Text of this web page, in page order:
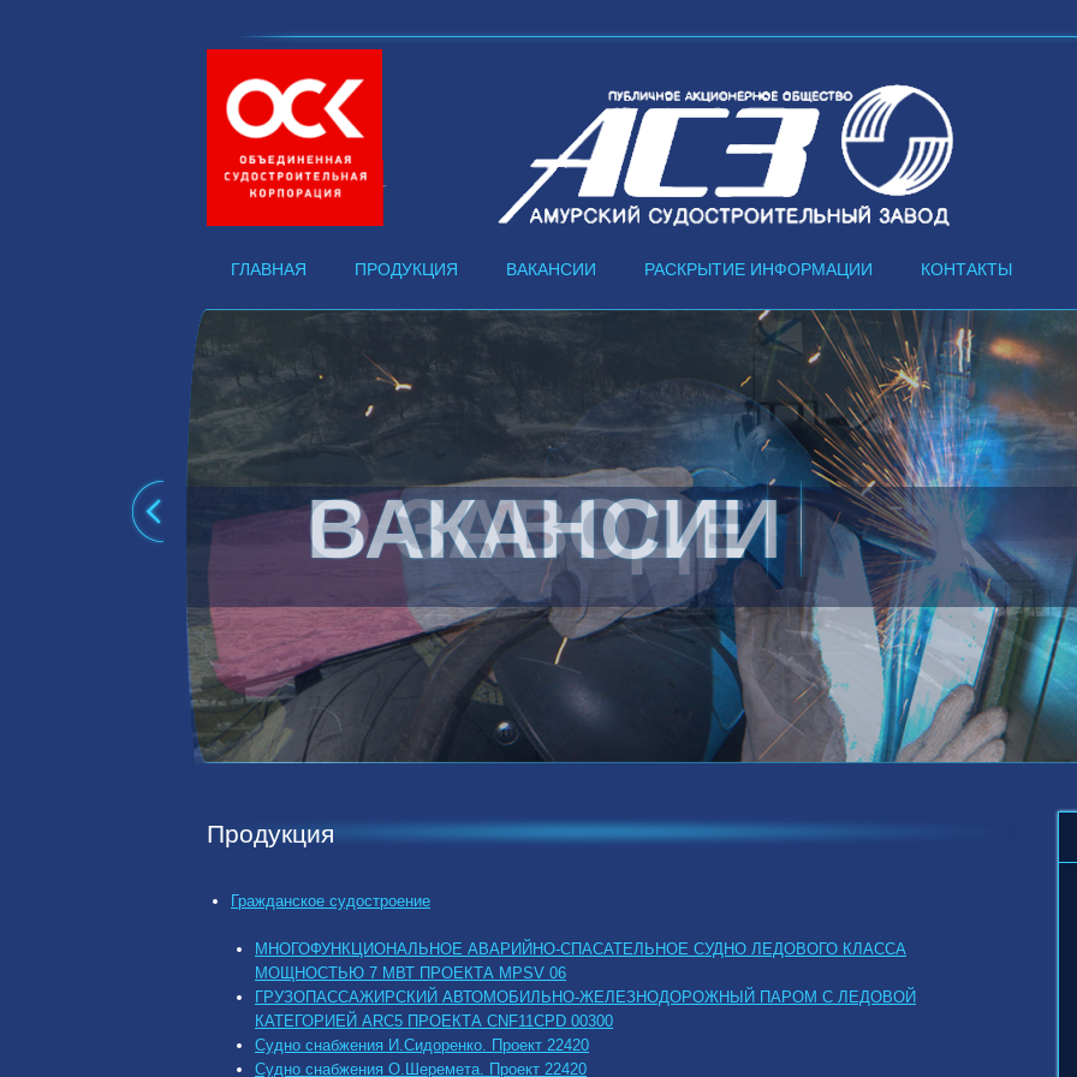
ГЛАВНАЯ ПРОДУКЦИЯ ВАКАНСИИ РАСКРЫТИЕ ИНФОРМАЦИИ КОНТАКТЫ
О ЗАВОДЕ
1 2
Продукция
Гражданское судостроение
МНОГОФУНКЦИОНАЛЬНОЕ АВАРИЙНО-СПАСАТЕЛЬНОЕ СУДНО ЛЕДОВОГО КЛАССА
МОЩНОСТЬЮ 7 МВТ ПРОЕКТА MPSV 06
ГРУЗОПАССАЖИРСКИЙ АВТОМОБИЛЬНО-ЖЕЛЕЗНОДОРОЖНЫЙ ПАРОМ С ЛЕДОВОЙ
КАТЕГОРИЕЙ ARC5 ПРОЕКТА CNF11CPD 00300
Судно снабжения И.Сидоренко. Проект 22420
Судно снабжения О.Шеремета. Проект 22420